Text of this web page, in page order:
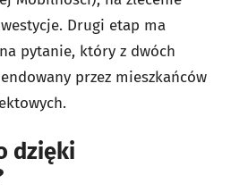
Drugi etap ma
pytanie, który z dwóch
przez mieszkańców
dzięki